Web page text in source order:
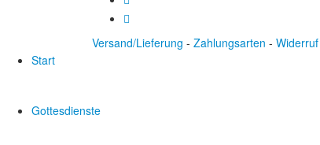
Versand/Lieferung - Zahlungsarten - Widerruf
Start
Gottesdienste